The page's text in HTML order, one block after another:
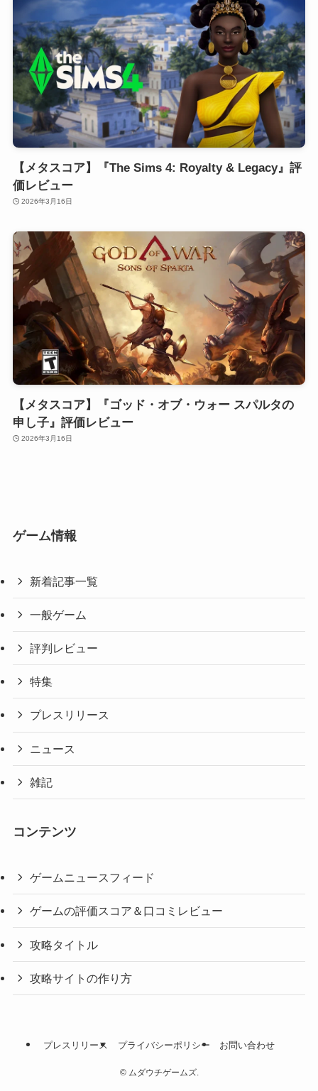
【メタスコア】『The Sims 4: Royalty & Legacy』評
価レビュー
2026年3月16日
【メタスコア】『ゴッド・オブ・ウォー スパルタの
申し子』評価レビュー
2026年3月16日
ゲーム情報
新着記事一覧
一般ゲーム
評判レビュー
特集
プレスリリース
ニュース
雑記
コンテンツ
ゲームニュースフィード
ゲームの評価スコア＆口コミレビュー
攻略タイトル
攻略サイトの作り方
プレスリリース プライバシーポリシー お問い合わせ
©ムダウチゲームズ.